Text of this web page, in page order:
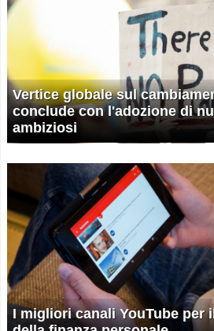
Vertice globale sul
conclude con l'adozione di
ambiziosi
I migliori canali YouTube per